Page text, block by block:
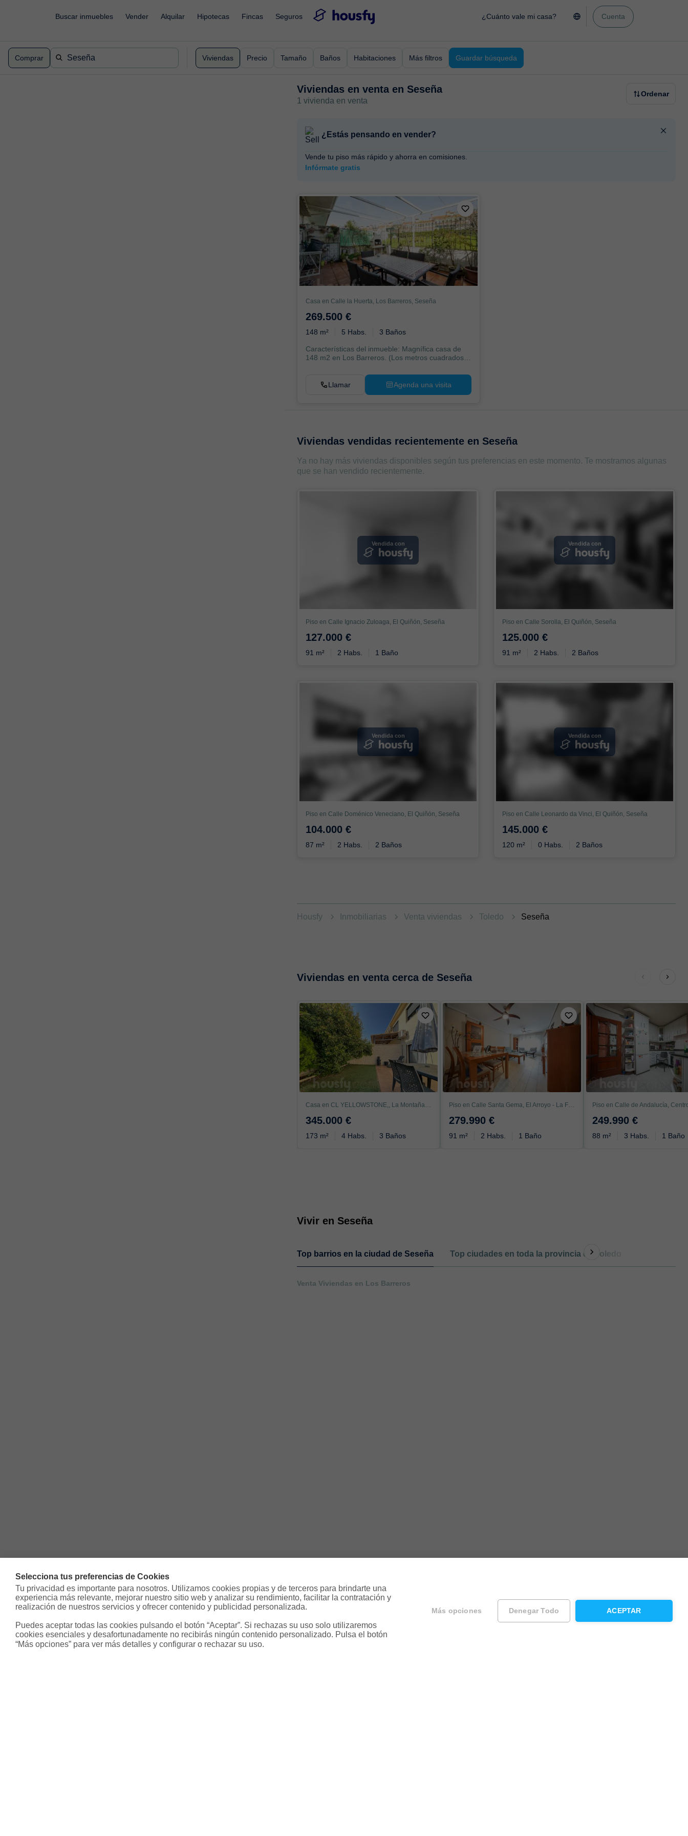
Selecciona tus preferencias de Cookies
Tu privacidad es importante para nosotros. Utilizamos cookies propias y de terceros para brindarte una
experiencia más relevante, mejorar nuestro sitio web y analizar su rendimiento, facilitar la contratación y
realización de nuestros servicios y ofrecer contenido y publicidad personalizada.
Puedes aceptar todas las cookies pulsando el botón “Aceptar”. Si rechazas su uso solo utilizaremos
cookies esenciales y desafortunadamente no recibirás ningún contenido personalizado. Pulsa el botón
“Más opciones” para ver más detalles y configurar o rechazar su uso.
Más opciones Denegar Todo ACEPTAR
Buscar inmuebles Vender Alquilar Hipotecas Fincas Seguros ¿Cuánto vale mi casa? Cuenta
Comprar Viviendas Precio Tamaño Baños Habitaciones Más filtros Guardar búsqueda
Viviendas en venta en Seseña
1 vivienda en venta
Ordenar
¿Estás pensando en vender?
Vende tu piso más rápido y ahorra en comisiones.
Infórmate gratis
Casa en Calle la Huerta, Los Barreros, Seseña
269.500 €
148 m² 5 Habs. 3 Baños
Características del inmueble: Magnífica casa de
148 m2 en Los Barreros. (Los metros cuadrados
Llamar Agenda una visita
Viviendas vendidas recientemente en Seseña
Ya no hay más viviendas disponibles según tus preferencias en este momento. Te mostramos algunas
que se han vendido recientemente.
Vendida con
Piso en Calle Ignacio Zuloaga, El Quiñón, Seseña
127.000 €
91 m² 2 Habs. 1 Baño
Vendida con
Piso en Calle Sorolla, El Quiñón, Seseña
125.000 €
91 m² 2 Habs. 2 Baños
Vendida con
Piso en Calle Doménico Veneciano, El Quiñón, Seseña
104.000 €
87 m² 2 Habs. 2 Baños
Vendida con
Piso en Calle Leonardo da Vinci, El Quiñón, Seseña
145.000 €
120 m² 0 Habs. 2 Baños
Housfy Inmobiliarias Venta viviendas Toledo Seseña
Viviendas en venta cerca de Seseña
Casa en CL YELLOWSTONE,, La Montaña-El Cortijo, Aranjuez
345.000 €
173 m² 4 Habs. 3 Baños
Piso en Calle Santa Gema, El Arroyo - La Fuente, Fuenlabrada
279.990 €
91 m² 2 Habs. 1 Baño
249.990 €
88 m² 3 Habs. 1 Baño
Vivir en Seseña
Top barrios en la ciudad de Seseña Top ciudades en toda la provincia de Toledo
Venta Viviendas en Los Barreros